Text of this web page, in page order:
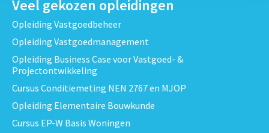
Veel gekozen opleidingen
Opleiding Vastgoedbeheer
Opleiding Vastgoedmanagement
Opleiding Business Case voor Vastgoed- &
Projectontwikkeling
Cursus Conditiemeting NEN 2767 en MJOP
Opleiding Elementaire Bouwkunde
Cursus EP-W Basis Woningen